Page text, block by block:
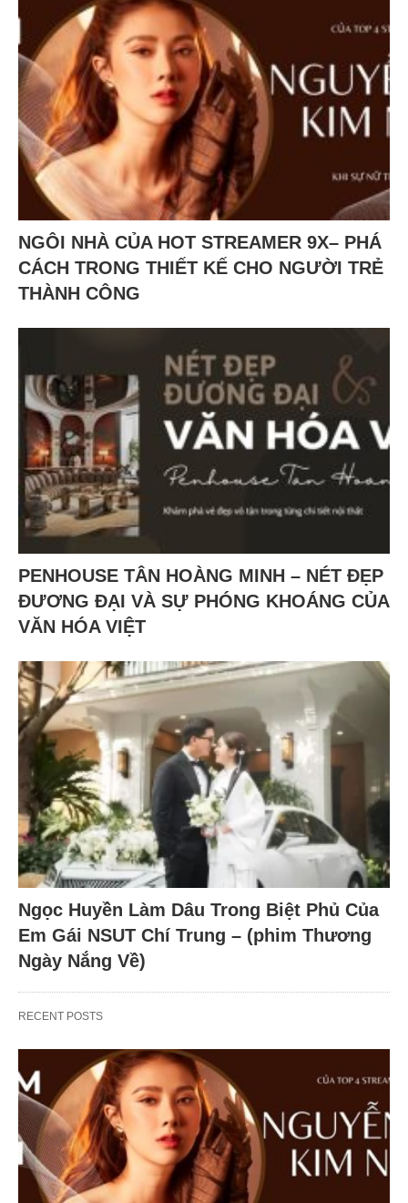
NGÔI NHÀ CỦA HOT STREAMER 9X– PHÁ
CÁCH TRONG THIẾT KẾ CHO NGƯỜI TRẺ
THÀNH CÔNG
PENHOUSE TÂN HOÀNG MINH – NÉT ĐẸP
ĐƯƠNG ĐẠI VÀ SỰ PHÓNG KHOÁNG CỦA
VĂN HÓA VIỆT
Ngọc Huyền Làm Dâu Trong Biệt Phủ Của
Em Gái NSUT Chí Trung – (phim Thương
Ngày Nắng Về)
RECENT POSTS